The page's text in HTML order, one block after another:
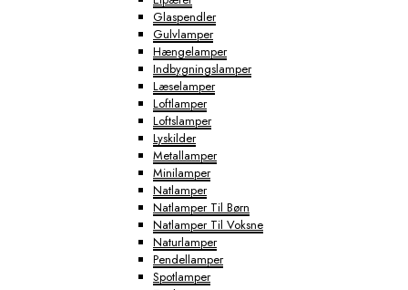
Glaspendler
Gulvlamper
Hængelamper
Indbygningslamper
Læselamper
Loftlamper
Loftslamper
Lyskilder
Metallamper
Minilamper
Natlamper
Natlamper Til Børn
Natlamper Til Voksne
Naturlamper
Pendellamper
Spotlamper